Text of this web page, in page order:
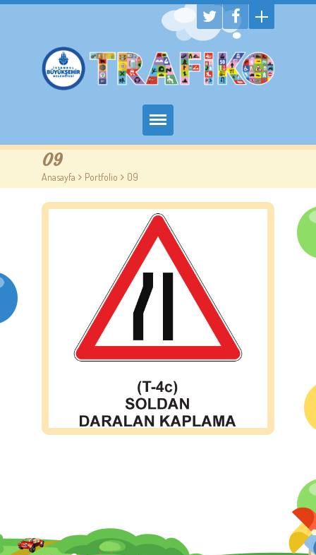
Hakkımızda
Randevu Al
Trafik Çocuk Blog
İletişim
09
Anasayfa > Portfolio > 09